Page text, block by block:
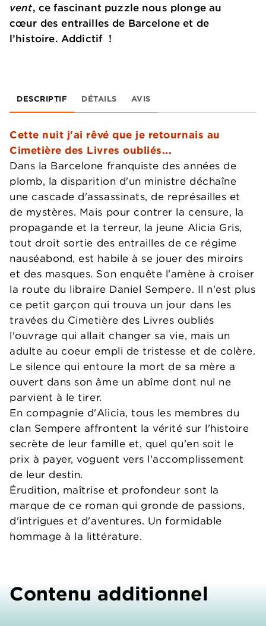
vent, ce fascinant puzzle nous plonge au
cœur des entrailles de Barcelone et de
l’histoire. Addictif !
DESCRIPTIF DÉTAILS AVIS
Cette nuit j'ai rêvé que je retournais au
Cimetière des Livres oubliés...
Dans la Barcelone franquiste des années de
plomb, la disparition d'un ministre déchaîne
une cascade d'assassinats, de représailles et
de mystères. Mais pour contrer la censure, la
propagande et la terreur, la jeune Alicia Gris,
tout droit sortie des entrailles de ce régime
nauséabond, est habile à se jouer des miroirs
et des masques. Son enquête l'amène à croiser
la route du libraire Daniel Sempere. Il n'est plus
ce petit garçon qui trouva un jour dans les
travées du Cimetière des Livres oubliés
l'ouvrage qui allait changer sa vie, mais un
adulte au coeur empli de tristesse et de colère.
Le silence qui entoure la mort de sa mère a
ouvert dans son âme un abîme dont nul ne
parvient à le tirer.
En compagnie d'Alicia, tous les membres du
clan Sempere affrontent la vérité sur l'histoire
secrète de leur famille et, quel qu'en soit le
prix à payer, voguent vers l'accomplissement
de leur destin.
Érudition, maîtrise et profondeur sont la
marque de ce roman qui gronde de passions,
d'intrigues et d'aventures. Un formidable
hommage à la littérature.
Contenu additionnel